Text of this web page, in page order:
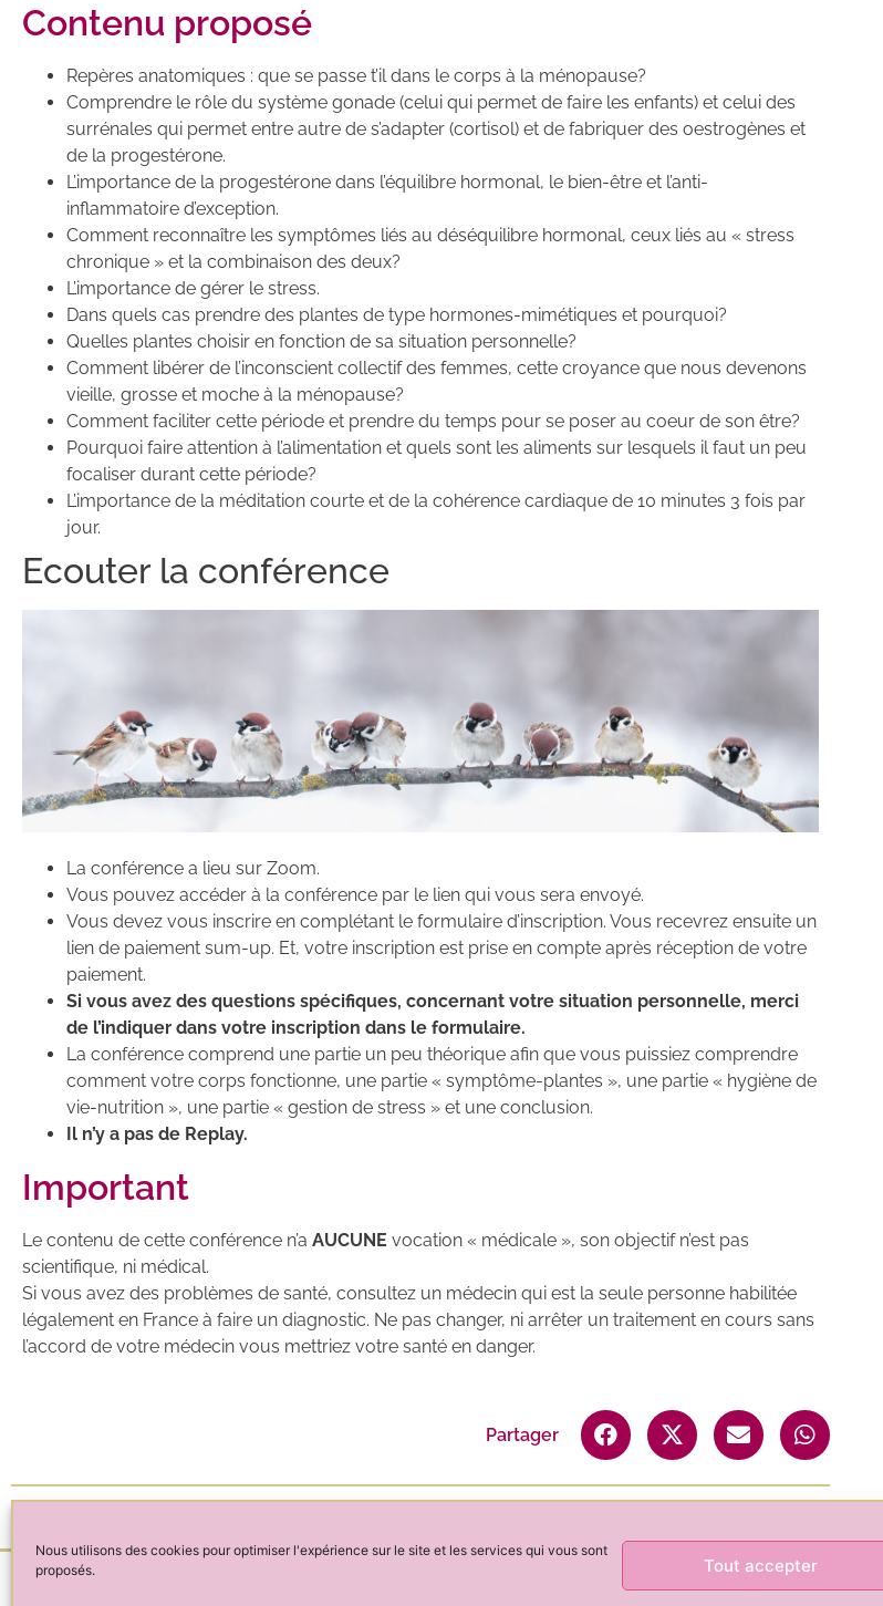
Nous utilisons des cookies pour optimiser l'expérience sur le site et les services qui vous sont
proposés.
Tout accepter
Contenu proposé
Repères anatomiques : que se passe t’il dans le corps à la ménopause?
Comprendre le rôle du système gonade (celui qui permet de faire les enfants) et celui des
surrénales qui permet entre autre de s’adapter (cortisol) et de fabriquer des oestrogènes et
de la progestérone.
L’importance de la progestérone dans l’équilibre hormonal, le bien-être et l’anti-
inflammatoire d’exception.
Comment reconnaître les symptômes liés au déséquilibre hormonal, ceux liés au « stress
chronique » et la combinaison des deux?
L’importance de gérer le stress.
Dans quels cas prendre des plantes de type hormones-mimétiques et pourquoi?
Quelles plantes choisir en fonction de sa situation personnelle?
Comment libérer de l’inconscient collectif des femmes, cette croyance que nous devenons
vieille, grosse et moche à la ménopause?
Comment faciliter cette période et prendre du temps pour se poser au coeur de son être?
Pourquoi faire attention à l’alimentation et quels sont les aliments sur lesquels il faut un peu
focaliser durant cette période?
L’importance de la méditation courte et de la cohérence cardiaque de 10 minutes 3 fois par
jour.
Ecouter la conférence
La conférence a lieu sur Zoom.
Vous pouvez accéder à la conférence par le lien qui vous sera envoyé.
Vous devez vous inscrire en complétant le formulaire d’inscription. Vous recevrez ensuite un
lien de paiement sum-up. Et, votre inscription est prise en compte après réception de votre
paiement.
Si vous avez des questions spécifiques, concernant votre situation personnelle, merci
de l’indiquer dans votre inscription dans le formulaire.
La conférence comprend une partie un peu théorique afin que vous puissiez comprendre
comment votre corps fonctionne, une partie « symptôme-plantes », une partie « hygiène de
vie-nutrition », une partie « gestion de stress » et une conclusion.
Il n’y a pas de Replay.
Important
Le contenu de cette conférence n’a AUCUNE vocation « médicale », son objectif n’est pas
scientifique, ni médical.
Si vous avez des problèmes de santé, consultez un médecin qui est la seule personne habilitée
légalement en France à faire un diagnostic. Ne pas changer, ni arrêter un traitement en cours sans
l’accord de votre médecin vous mettriez votre santé en danger.
Partager